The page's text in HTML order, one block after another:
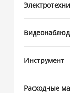
Инструмент
Расходные